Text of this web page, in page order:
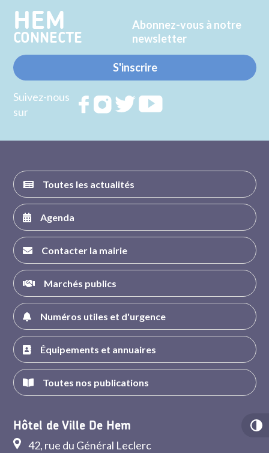
HEM
CONNECTE
Abonnez-vous à notre
newsletter
S'inscrire
Suivez-nous
sur
RejoignezRejoignezRejoignez
Toutes les actualités
Agenda
Contacter la mairie
Marchés publics
Numéros utiles et d'urgence
Équipements et annuaires
Toutes nos publications
Hôtel de Ville De Hem
42, rue du Général Leclerc